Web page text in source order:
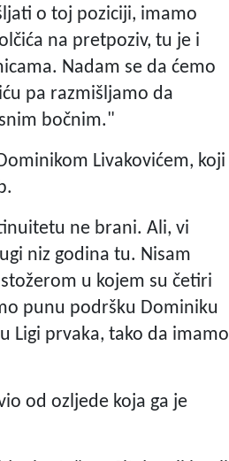
o toj poziciji, imamo
na pretpoziv, tu je i
Nadam se da ćemo
pa razmišljamo da
bočnim."
Livakovićem, koji
ne brani. Ali, vi
niz godina tu. Nisam
u kojem su četiri
punu podršku Dominiku
Ligi prvaka, tako da imamo
od ozljede koja ga je